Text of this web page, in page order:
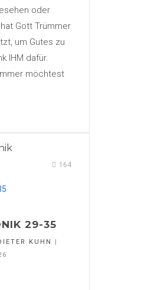
oder
Gott Trümmer
um Gutes zu
IHM dafür.
möchtest
164
29-35
KUHN